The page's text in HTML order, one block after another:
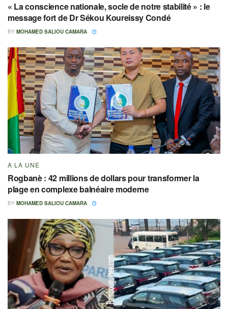
« La conscience nationale, socle de notre stabilité » : le
message fort de Dr Sékou Koureissy Condé
BY MOHAMED SALIOU CAMARA
A LA UNE
Rogbanè : 42 millions de dollars pour transformer la
plage en complexe balnéaire moderne
BY MOHAMED SALIOU CAMARA